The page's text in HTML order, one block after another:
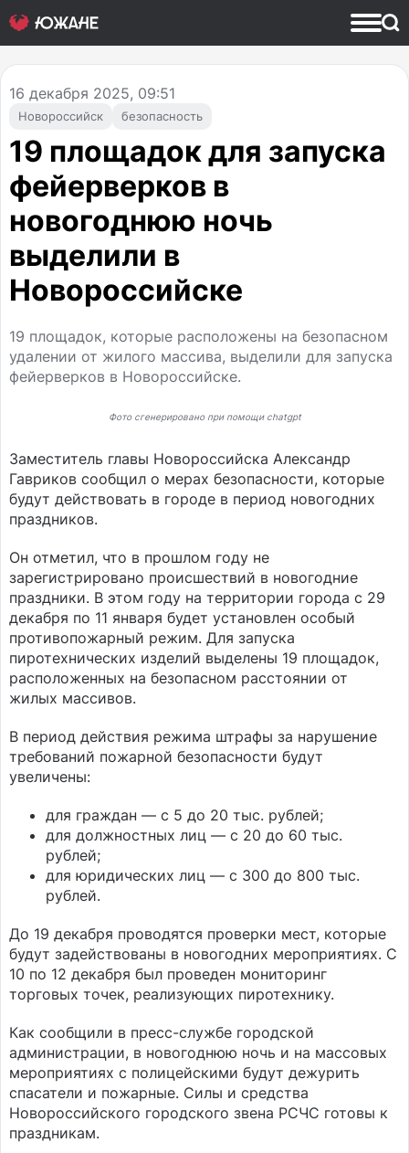
Новороссийск безопасность
16 декабря 2025, 09:51
19 площадок для запуска
фейерверков в
новогоднюю ночь
выделили в
Новороссийске
19 площадок, которые расположены на безопасном
удалении от жилого массива, выделили для запуска
фейерверков в Новороссийске.
Фото сгенерировано при помощи chatgpt
Заместитель главы Новороссийска Александр
Гавриков сообщил о мерах безопасности, которые
будут действовать в городе в период новогодних
праздников.
Он отметил, что в прошлом году не
зарегистрировано происшествий в новогодние
праздники. В этом году на территории города с 29
декабря по 11 января будет установлен особый
противопожарный режим. Для запуска
пиротехнических изделий выделены 19 площадок,
расположенных на безопасном расстоянии от
жилых массивов.
В период действия режима штрафы за нарушение
требований пожарной безопасности будут
увеличены:
для граждан — с 5 до 20 тыс. рублей;
для должностных лиц — с 20 до 60 тыс.
рублей;
для юридических лиц — с 300 до 800 тыс.
рублей.
До 19 декабря проводятся проверки мест, которые
будут задействованы в новогодних мероприятиях. С
10 по 12 декабря был проведен мониторинг
торговых точек, реализующих пиротехнику.
Как сообщили в пресс-службе городской
администрации, в новогоднюю ночь и на массовых
мероприятиях с полицейскими будут дежурить
спасатели и пожарные. Силы и средства
Новороссийского городского звена РСЧС готовы к
праздникам.